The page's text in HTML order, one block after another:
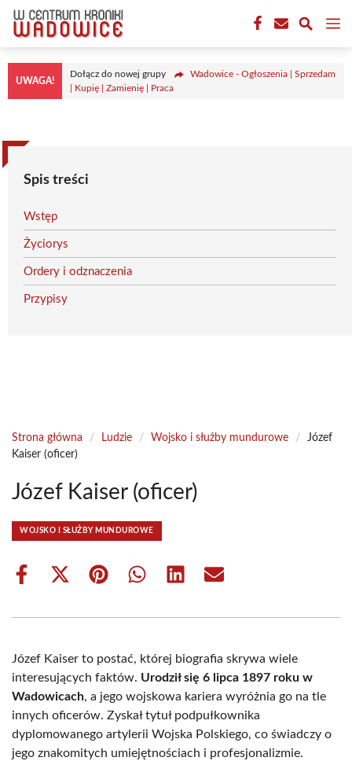
Przejdź
treści
UWAGA!
Dołącz do nowej grupy
Wadowice - Ogłoszenia | Sprzedam
| Kupię | Zamienię | Praca
Spis treści
Wstęp
Życiorys
Ordery i odznaczenia
Przypisy
Strona główna / Ludzie / Wojsko i służby mundurowe /
Józef
Kaiser (oficer)
Józef Kaiser (oficer)
WOJSKO I SŁUŻBY MUNDUROWE
Share
Share
(Twitter)
Share Share Share Share
Józef Kaiser to postać, której biografia skrywa wiele
interesujących faktów. Urodził się 6 lipca 1897 roku w
Wadowicach, a jego wojskowa kariera wyróżnia go na tle
innych oficerów. Zyskał tytuł podpułkownika
dyplomowanego artylerii Wojska Polskiego, co świadczy o
jego znakomitych umiejętnościach i profesjonalizmie.